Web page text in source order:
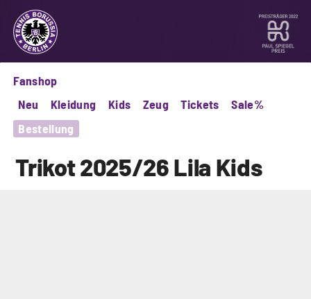
Fanshop
Neu
Kleidung Kids Zeug Tickets
Sale%
Bestellung
Trikot2025/26Lila Kids